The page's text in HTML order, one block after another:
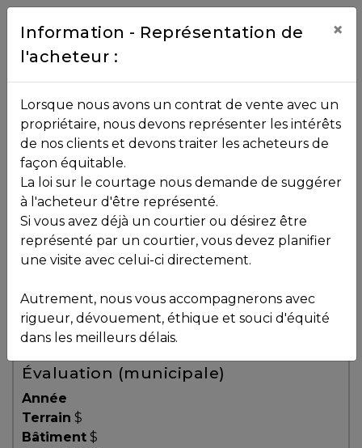
Contact
NOS
PROPRIÉTÉS
VOS
COURTIERS
Équipe
Partenaires
Témoignages
Blogue
Toutes les propriétés
Vendu
, , ,
J8B 3C8
Voir plus de photos
Évaluation (municipale)
Année
Terrain $
Bâtiment $
Information - Représentation de
l'acheteur :
×
Lorsque nous avons un contrat de vente avec un
propriétaire, nous devons représenter les intérêts
de nos clients et devons traiter les acheteurs de
façon équitable.
La loi sur le courtage nous demande de suggérer
à l'acheteur d'être représenté.
Si vous avez déjà un courtier ou désirez être
représenté par un courtier, vous devez planifier
une visite avec celui-ci directement.
Autrement, nous vous accompagnerons avec
rigueur, dévouement, éthique et souci d'équité
dans les meilleurs délais.